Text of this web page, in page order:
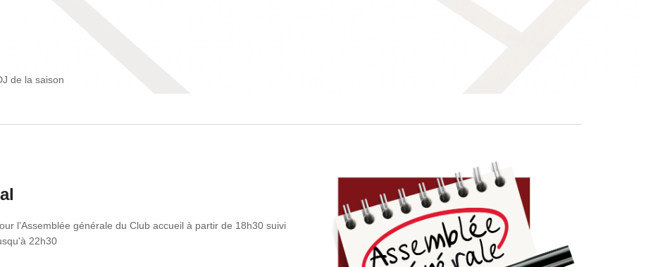
de la saison
l’Assemblée générale du Club accueil à partir de 18h30 suivi
22h30